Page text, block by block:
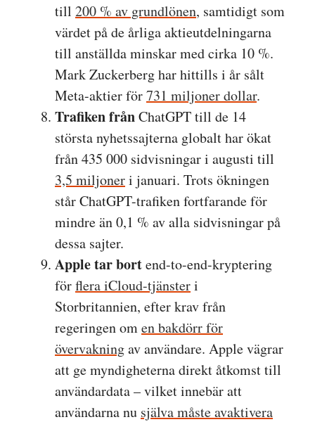
till 200 % av grundlönen, samtidigt som
värdet på de årliga aktieutdelningarna
till anställda minskar med cirka 10 %.
Mark Zuckerberg har hittills i år sålt
Meta-aktier för731 miljoner dollar.
Trafiken frånChatGPT till de 14
största nyhetssajterna globalt har ökat
från 435 000 sidvisningar i augusti till
3,5 miljoneri januari. Trots ökningen
står ChatGPT-trafiken fortfarande för
mindre än 0,1 % av alla sidvisningar på
dessa sajter.
Apple tar bortend-to-end-kryptering
förflera iCloud-tjänsteri
Storbritannien, efter krav från
regeringen omen bakdörr för
övervakningav användare. Apple vägrar
att ge myndigheterna direkt åtkomst till
användardata – vilket innebär att
användarna nu själva måste avaktivera